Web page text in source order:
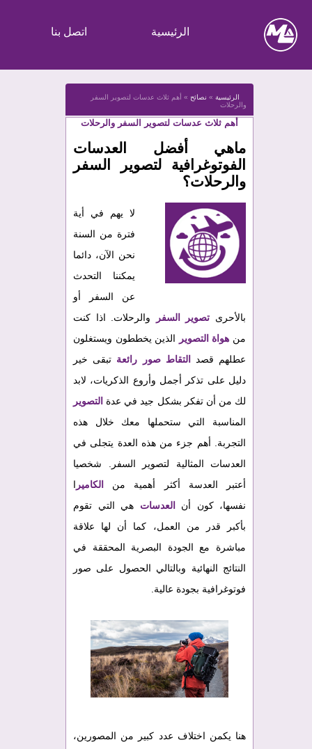
الرئيسية اتصل بنا
الرئيسية » نصائح » أهم ثلاث عدسات لتصوير السفر
والرحلات
أهم ثلاث عدسات لتصوير السفر والرحلات
ماهي أفضل العدسات
الفوتوغرافية لتصوير السفر
والرحلات؟
لا يهم في أية
فترة من السنة
نحن الآن، دائما
يمكننا التحدث
عن السفر أو
بالأحرى تصوير السفر
والرحلات. اذا كنت
من هواة التصوير
الذين يخططون ويستغلون
عطلهم قصد
التقاط صور رائعة تبقى خير
دليل على تذكر أجمل وأروع الذكريات، لابد
لك من أن تفكر بشكل جيد في عدة التصوير
المناسبة التي ستحملها معك خلال هذه
التجربة. أهم جزء من هذه العدة يتجلى في
العدسات المثالية لتصوير السفر. شخصيا
أعتبر العدسة أكثر أهمية من
الكامير ا
نفسها، كون أن
العدسات هي التي تقوم
بأكبر قدر من العمل، كما أن لها علاقة
مباشرة مع الجودة البصرية المحققة في
النتائج النهائية وبالتالي الحصول على صور
فوتوغرافية بجودة عالية.
هنا يكمن اختلاف عدد كبير من المصورين،